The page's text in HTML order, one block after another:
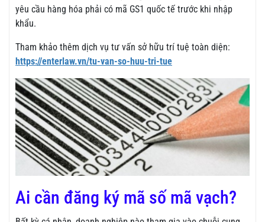
yêu cầu hàng hóa phải có mã GS1 quốc tế trước khi nhập
khẩu.
Tham khảo thêm dịch vụ tư vấn sở hữu trí tuệ toàn diện:
https://enterlaw.vn/tu-van-so-huu-tri-tue
Ai cần đăng ký mã số mã vạch?